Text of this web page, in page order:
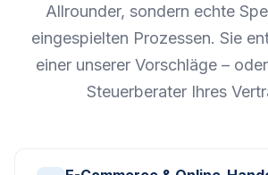
Allrounder, sondern echte
eingespielten Prozessen. Sie
einer unserer Vorschläge –
Steuerberater Ihres